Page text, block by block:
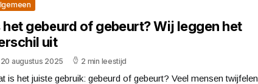
het gebeurd of gebeurt? Wij leggen het
uit
20 augustus 2025 2 min leestijd
is het juiste gebruik: gebeurd of gebeurt? Veel mensen twijfelen